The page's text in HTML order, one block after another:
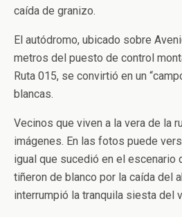
caída de granizo.
El autódromo, ubicado sobre
metros del puesto de control
Ruta 015, se convirtió en un
blancas.
Vecinos que viven a la vera de la
imágenes. En las fotos puede
igual que sucedió en el escenario
tiñeron de blanco por la caída del
interrumpió la tranquila siesta del